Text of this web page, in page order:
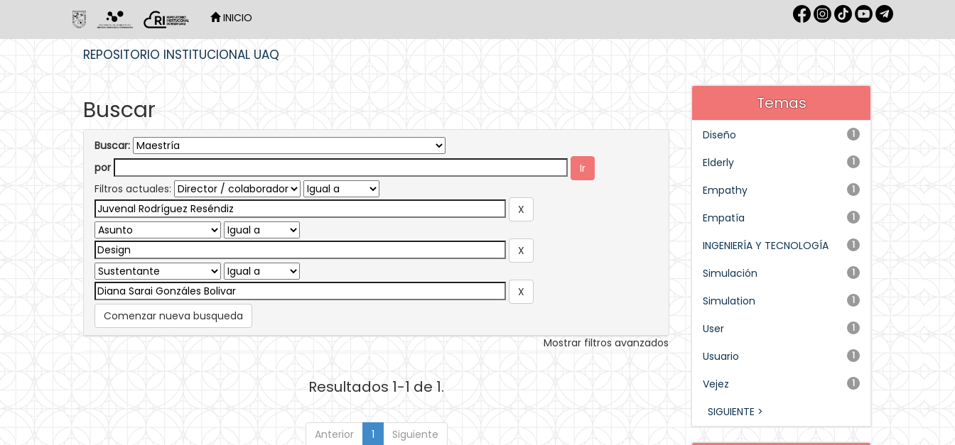
INICIO
REPOSITORIO INSTITUCIONAL UAQ
Buscar
Buscar:
por
Filtros actuales:
Comenzar nueva busqueda
Mostrar filtros avanzados
Resultados 1-1 de 1.
Anterior 1 Siguiente
Temas
1
Diseño
1
Elderly
1
Empathy
1
Empatía
1
INGENIERÍA Y TECNOLOGÍA
1
Simulación
1
Simulation
1
User
1
Usuario
1
Vejez
SIGUIENTE >